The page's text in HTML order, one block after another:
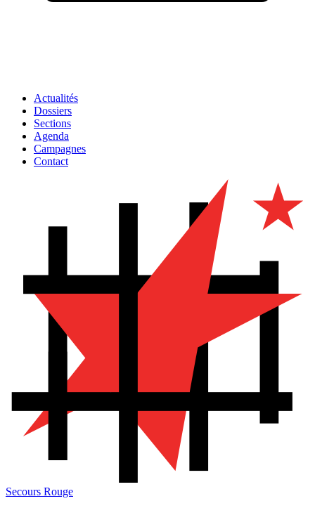
Actualités
Dossiers
Sections
Agenda
Campagnes
Contact
Secours Rouge